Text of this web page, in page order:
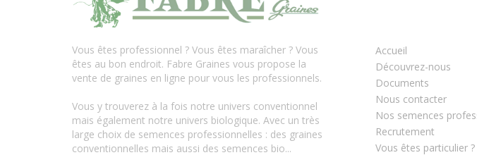
Vous êtes professionnel ? Vous êtes maraîcher ? Vous
êtes au bon endroit. Fabre Graines vous propose la
vente de graines en ligne pour vous les professionnels.
Vous y trouverez à la fois notre univers conventionnel
mais également notre univers biologique. Avec un très
large choix de semences professionnelles : des graines
conventionnelles mais aussi des semences bio...
Accueil
Découvrez-nous
Documents
Nous contacter
Nos semences
Recrutement
Vous êtes particulier ?